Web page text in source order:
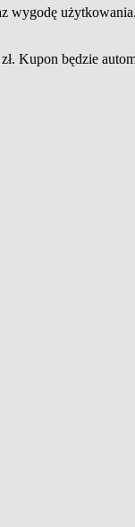
wygodę
Kupon będzie